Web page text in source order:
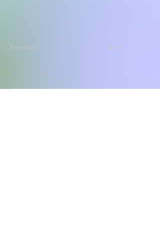
Previous Next